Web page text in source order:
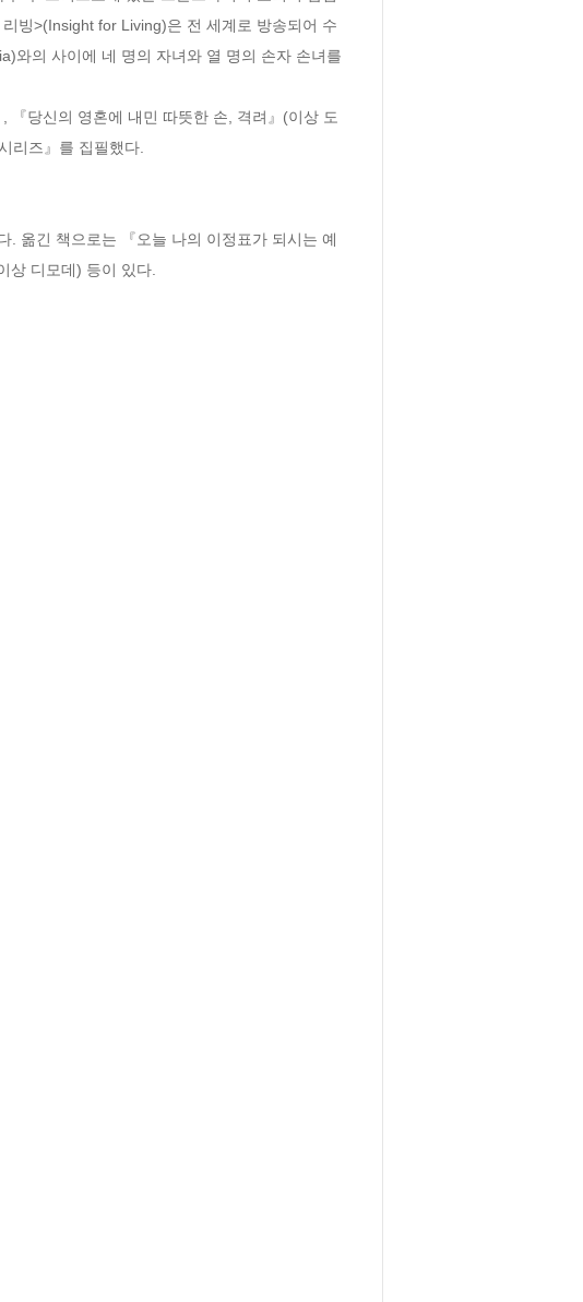
빙>(Insight for Living)은 전 세계로 방송되어 수
와의 사이에 네 명의 자녀와 열 명의 손자 손녀를
『당신의 영혼에 내민 따뜻한 손, 격려』(이상 도
리즈』를 집필했다.
. 옮긴 책으로는 『오늘 나의 이정표가 되시는 예
상 디모데) 등이 있다.